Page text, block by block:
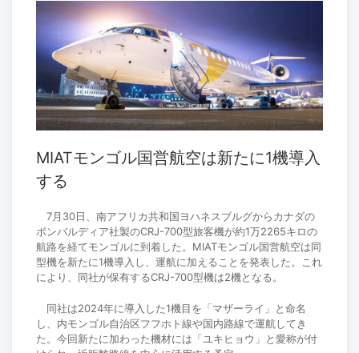
MIATモンゴル国営航空は新たに1機導入
する
7月30日、南アフリカ共和国ヨハネスブルグからカナダの
ボンバルディア社製のCRJ-700型旅客機が約1万2265キロの
航路を経てモンゴルに到着した。MIATモンゴル国営航空は同
型機を新たに1機導入し、運航に加えることを発表した。これ
により、同社が保有するCRJ-700型機は2機となる。
同社は2024年に導入した1機目を「マザーライ」と命名
し、内モンゴル自治区フフホト線や国内路線で運航してき
た。今回新たに加わった機材には「ユキヒョウ」と愛称が付